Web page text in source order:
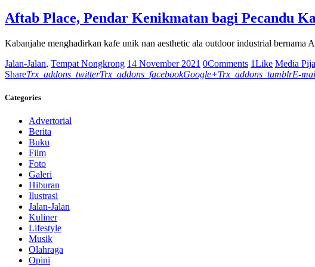
Aftab Place, Pendar Kenikmatan bagi Pecandu
Kabanjahe menghadirkan kafe unik nan aesthetic ala outdoor industrial bernama
Jalan-Jalan, Tempat Nongkrong 14 November 2021 0Comments 1Like Media
ShareTrx_addons_twitterTrx_addons_facebookGoogle+Trx_addons_tumblrE-
Categories
Advertorial
Berita
Buku
Film
Foto
Galeri
Hiburan
Ilustrasi
Jalan-Jalan
Kuliner
Lifestyle
Musik
Olahraga
Opini